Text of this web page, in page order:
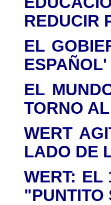
REDUCIR
EL
ESPAÑOL'
EL
TORNO
WERT
LADO DE
WERT: EL
"PUNTITO